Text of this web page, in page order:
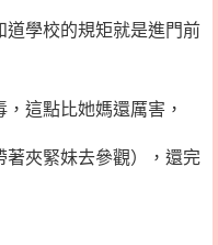
學校的規矩就是進門前
這點比她媽還厲害，
夾緊妹去參觀），還完